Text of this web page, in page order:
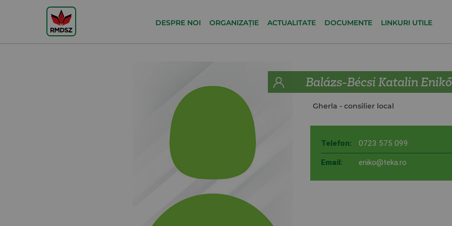
DESPRE NOI ORGANIZAȚIE ACTUALITATE DOCUMENTE LINKURI UTILE
Balázs-Bécsi Katalin Enikő
Gherla - consilier local
Telefon: 0723 575 099
Email: eniko@teka.ro